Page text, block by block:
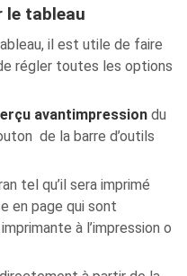
le tableau
il est utile de faire
régler toutes les options
avantimpression du
de la barre d’outils
tel qu’il sera imprimé
en page qui sont
à l’impression o